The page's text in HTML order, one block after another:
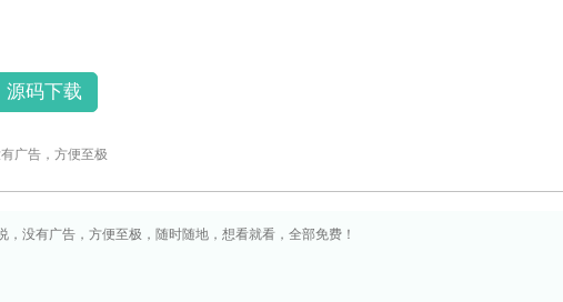
源码下载
广告，方便至极
没有广告，方便至极，随时随地，想看就看，全部免费！